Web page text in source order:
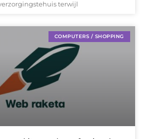
terwijl
COMPUTERS / SHOPPING